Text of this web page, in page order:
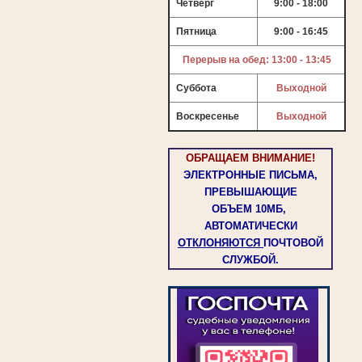
Четверг 9:00 - 18:00
Пятница 9:00 - 16:45
Перерыв на обед: 13:00 - 13:45
Суббота Выходной
Воскресенье Выходной
ОБРАЩАЕМ ВНИМАНИЕ!
ЭЛЕКТРОННЫЕ ПИСЬМА,
ПРЕВЫШАЮЩИЕ
ОБЪЕМ 10МБ,
АВТОМАТИЧЕСКИ
ОТКЛОНЯЮТСЯ ПОЧТОВОЙ
СЛУЖБОЙ.